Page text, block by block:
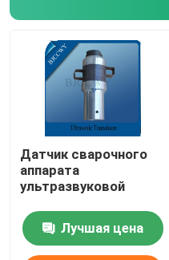
Датчик сварочного
аппарата
ультразвуковой
Лучшая цена